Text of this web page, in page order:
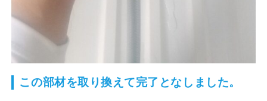
この部材を取り換えて完了となしました。